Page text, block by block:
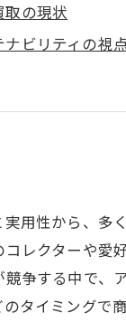
取の現状
ビリティの視
ル化の影響
用性から、多
レクターや愛
争する中で、
イミングで